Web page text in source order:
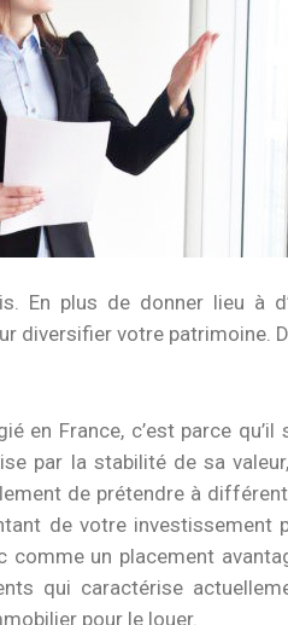
En plus de donner lieu à
diversifier votre patrimoine.
en France, c’est parce
par la stabilité de sa
de prétendre à
de votre investissement
un placement
qui caractérise
pour le louer.